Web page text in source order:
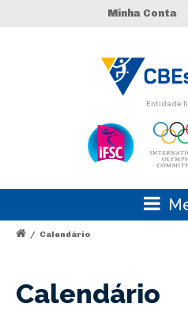
Minha Conta
Entidade
/ Calendário
Calendário